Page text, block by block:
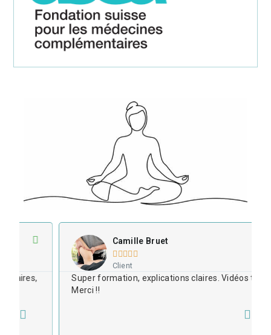
Camille Bruet
 
Client
Super formation, explications claires. Vidéos top.